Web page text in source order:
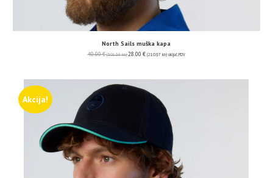
North Sails muška kapa
40.00€ (301.38 kn) 28.00 € (210.97 kn) uključ. PDV
Akcija!